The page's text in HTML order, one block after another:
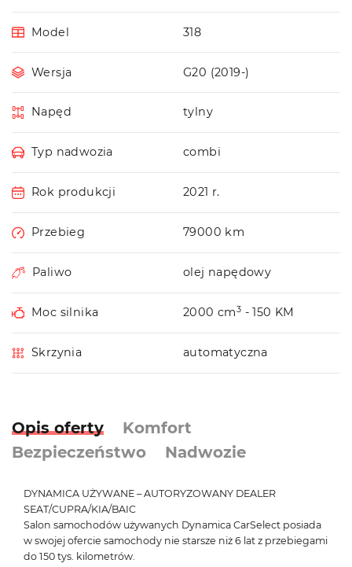
Model 318
Wersja G20 (2019-)
Napęd tylny
Typ nadwozia combi
Rok produkcji 2021 r.
Przebieg 79000 km
Paliwo olej napędowy
Moc silnika 2000 cm3 - 150 KM
Skrzynia automatyczna
Opis oferty
Komfort
Bezpieczeństwo
Nadwozie
DYNAMICA UŻYWANE – AUTORYZOWANY DEALER
SEAT/CUPRA/KIA/BAIC
Salon samochodów używanych Dynamica CarSelect posiada
w swojej ofercie samochody nie starsze niż 6 lat z przebiegami
do 150 tys. kilometrów.